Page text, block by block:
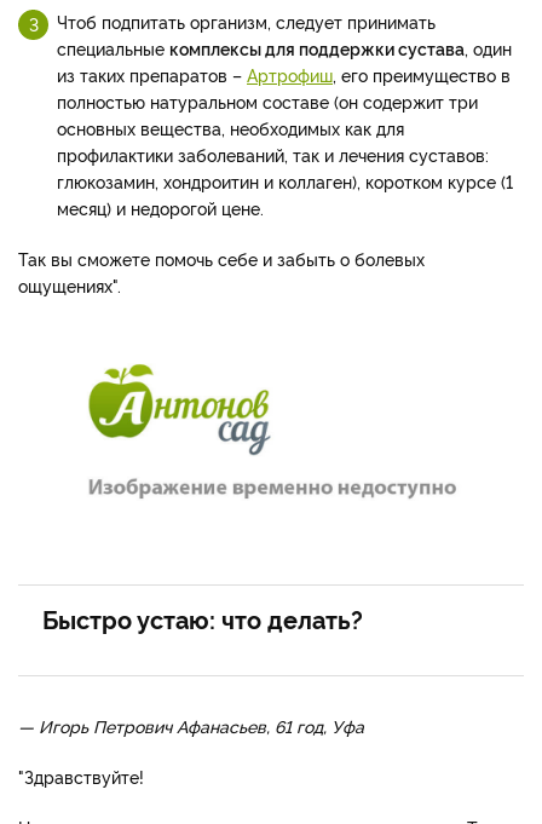
Чтоб подпитать организм, следует принимать
специальные комплексы для поддержки сустава , один
из таких препаратов – Артрофиш , его преимущество в
полностью натуральном составе (он содержит три
основных вещества, необходимых как для
профилактики заболеваний, так и лечения суставов:
глюкозамин, хондроитин и коллаген), коротком курсе (1
месяц) и недорогой цене.
Так вы сможете помочь себе и забыть о болевых
ощущениях".
Быстро устаю: что делать?
— Игорь Петрович Афанасьев, 61 год, Уфа
"Здравствуйте!